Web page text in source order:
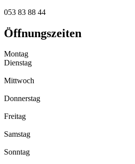
053 83 88 44
Öffnungszeiten
Montag
Dienstag
Mittwoch
Donnerstag
Freitag
Samstag
Sonntag